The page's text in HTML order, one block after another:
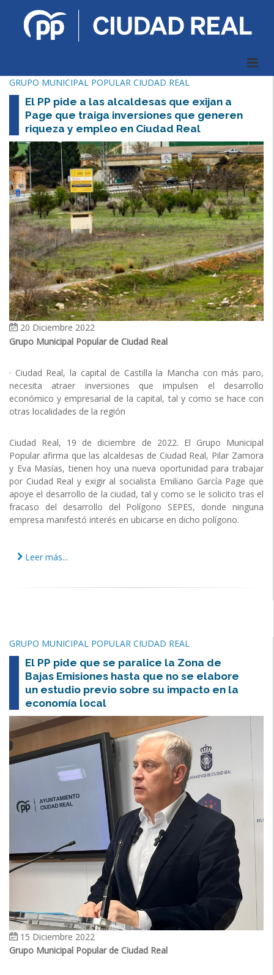
GRUPO MUNICIPAL POPULAR CIUDAD REAL
El PP pide a las alcaldesas que exijan a
Page que traiga inversiones que generen
riqueza y empleo en Ciudad Real
20 Diciembre 2022
Grupo Municipal Popular de Ciudad Real
· Ciudad Real, la capital de Castilla la Mancha con más paro,
necesita atraer inversiones que impulsen el desarrollo
económico y empresarial de la capital, tal y como se hace con
otras localidades de la región
Ciudad Real, 19 de diciembre de 2022. El Grupo Municipal
Popular afirma que las alcaldesas de Ciudad Real, Pilar Zamora
y Eva Masías, tienen hoy una nueva oportunidad para trabajar
por Ciudad Real y exigir al socialista Emiliano García Page que
apoye el desarrollo de la ciudad, tal y como se le solicito tras el
fracaso del desarrollo del Polígono SEPES, donde ninguna
empresa manifestó interés en ubicarse en dicho polígono.
Leer más...
GRUPO MUNICIPAL POPULAR CIUDAD REAL
El PP pide que se paralice la Zona de
Bajas Emisiones hasta que no se elabore
un estudio previo sobre su impacto en la
economía local
15 Diciembre 2022
Grupo Municipal Popular de Ciudad Real